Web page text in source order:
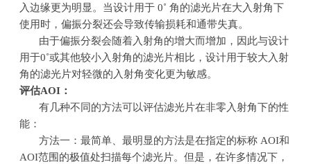
入边缘更为明显。当设计用于 0˚角的滤光片在大入射角下
使用时，偏振分裂还会导致传输损耗和通带失真。
由于偏振分裂会随着入射角的增大而增加，因此与设计
用于0˚或其他较小入射角的滤光片相比，设计用于较大入射
角的滤光片对轻微的入射角变化更为敏感。
评估AOI ：
有几种不同的方法可以评估滤光片在非零入射角下的性
能：
方法一：最简单、最明显的方法是在指定的标称 AOI和
AOI范围的极值处扫描每个滤光片。但是，在许多情况下，